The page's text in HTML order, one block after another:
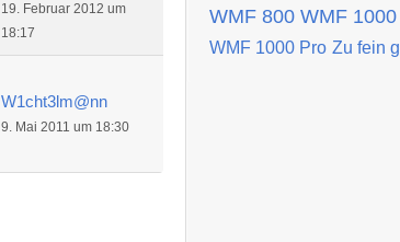
19. Februar 2012 um
18:17
W1cht3lm@nn
9. Mai 2011 um 18:30
WMF 800 WMF 1000
WMF 1000 Pro Zu fein